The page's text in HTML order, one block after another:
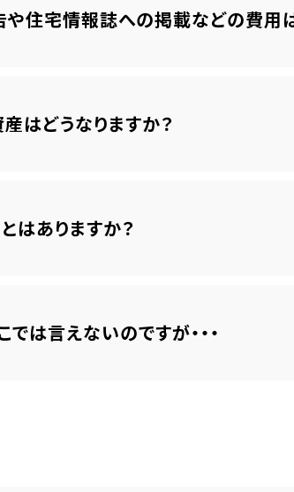
住宅情報誌への掲載などの費用
はどうなりますか？
はありますか？
では言えないのですが・・・